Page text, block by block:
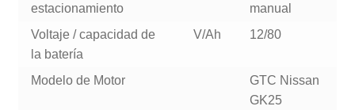
estacionamiento
manual
Voltaje / capacidad de
la batería
V/Ah 12/80
Modelo de Motor
GTC Nissan
GK25